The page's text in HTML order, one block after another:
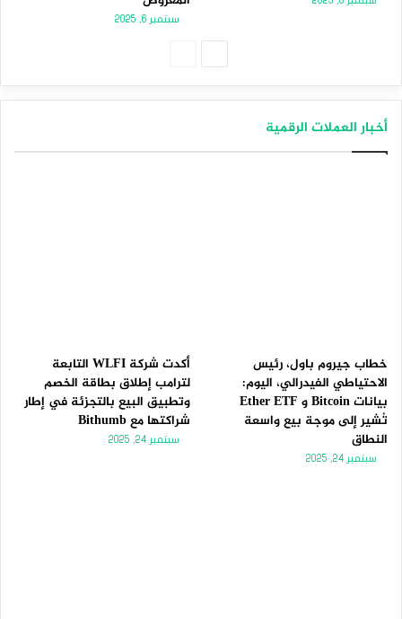
سبتمبر 6, 2025
أخبار العملات الرقمية
خطاب جيروم باول، رئيس
الاحتياطي الفيدرالي، اليوم:
بيانات Bitcoin و Ether ETF
تُشير إلى موجة بيع واسعة
النطاق
سبتمبر 24, 2025
أكدت شركة WLFI التابعة
لترامب إطلاق بطاقة الخصم
وتطبيق البيع بالتجزئة في إطار
شراكتها مع Bithumb
سبتمبر 24, 2025